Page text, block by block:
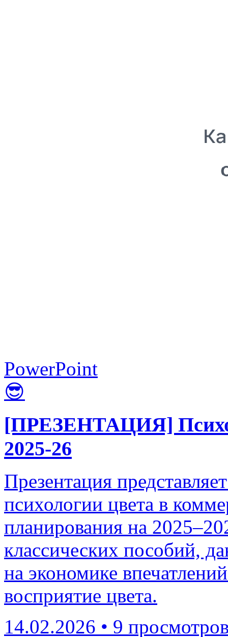
PowerPoint
😎
[ПРЕЗЕНТАЦИЯ]
2025-26
Презентация
психологии цвета в
планирования на
классических пособий,
на экономике
восприятие цвета.
14.02.2026 • 9